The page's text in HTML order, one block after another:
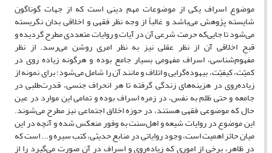
موضوع اسراف یکی از موضوعات مهم دینی است که از جهات گوناگون
شایسته پژوهش می‌باشد و غالباً از وجه نظر فقهی و اخلاقی بدان نگریسته
می‌شود تا جایی‌که حرمت شرعی آن در آیات و روایات متعددی مطرح گردیده و
قبحِ اخلاقی آن از نظر عقلی نیز به نظر امری روشن می‌رسد. از نظر
مفهوم‌شناسی، اسراف مفهومی بسیار جامع بوده و هرگونه زیاده روی در
کمیّت، کیفیّت، بیهوده‌گرایی و اتلاف و مانند آن را شامل می‌شود؛ برای نمونه از
زیاده‌روی در هزینه‌های زندگی گرفته تا هر انحراف جنسی، قدرت‌طلبی در
جامعه و حتی ظلم به نفس، در زمره اسراف بوده و تمامی این موارد در عین
حال که موضوعی فقهی هستند، در حوزه اخلاق اجتماعی نیز مطرح می‌شوند.
این موضوع در روایات شیعه و اهل‌سنت به وفور منعکس شده و آنچه در این
میان حائز اهمیت است، وجود روایاتی در منابع حدیثی، کتب سیره و... است که
در ظاهر، برخی از اموری که زیاده‌روی و اسراف در آن صورت می‌گیرد را از